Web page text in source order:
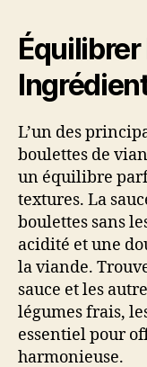
Équilibrer
L’un des
boulettes de
un équilibre
textures. La
boulettes sans
acidité et une
la viande.
sauce et les
légumes frais,
essentiel pour
harmonieuse.